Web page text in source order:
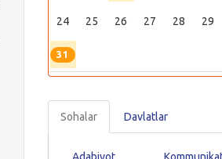
24 25 26 27 28 29
31
Sohalar Davlatlar